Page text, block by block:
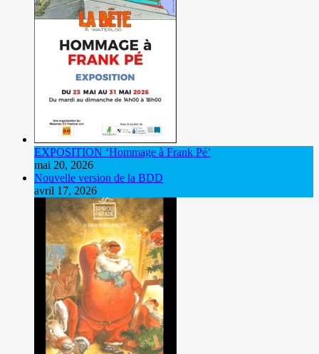
EXPOSITION ‘Hommage à Frank Pé’
mai 20, 2026
Nouvelle version de la BDD
avril 17, 2026